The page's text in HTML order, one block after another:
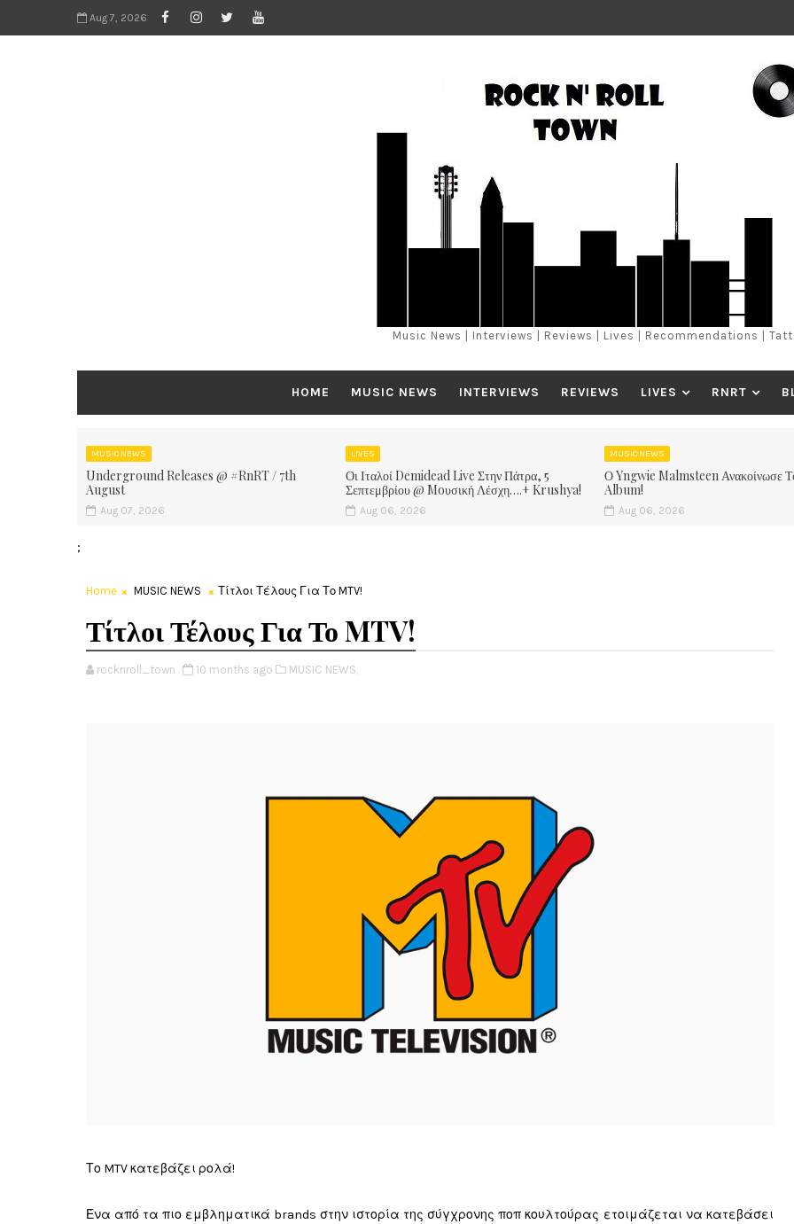
Aug 7, 2026
Music News | Interviews | Reviews | Lives | Recommendations |
HOME MUSIC NEWS INTERVIEWS REVIEWS LIVES RNRT
MUSIC NEWS
Underground Releases @ #RnRT / 7th
August
Aug 07, 2026
LIVES
Οι Ιταλοί Demidead Live Στην Πάτρα, 5
Σεπτεμβρίου @ Moυσική Λέσχη….+ Krushya!
Aug 06, 2026
MUSIC NEWS
Ο Yngwie Malmsteen Ανακοίνωσε
Album!
Aug 06, 2026
;
Home MUSIC NEWS Τίτλοι Τέλους Για Το MTV!
Τίτλοι Τέλους Για Το MTV!
rocknroll_town 10 months ago MUSIC NEWS,
Το MTV κατεβάζει ρολά!
Ένα από τα πιο εμβληματικά brands στην ιστορία της σύγχρονης ποπ κουλτούρας ετοιμάζεται να κατεβάσει